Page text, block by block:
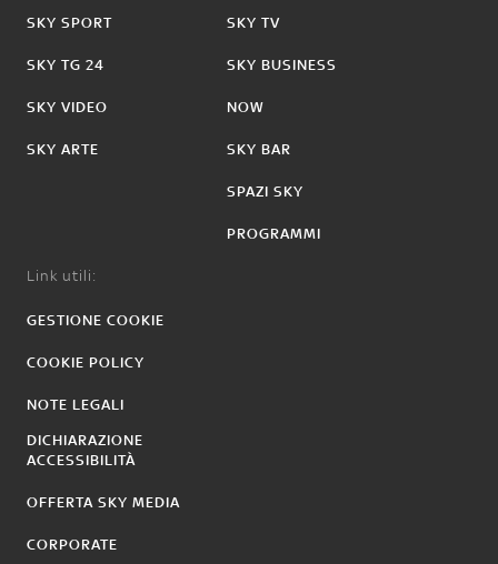
SKY SPORT
SKY TG 24
SKY VIDEO
SKY ARTE
SKY TV
SKY BUSINESS
NOW
SKY BAR
SPAZI SKY
PROGRAMMI
Link utili:
GESTIONE COOKIE
COOKIE POLICY
NOTE LEGALI
DICHIARAZIONE
ACCESSIBILITÀ
OFFERTA SKY MEDIA
CORPORATE